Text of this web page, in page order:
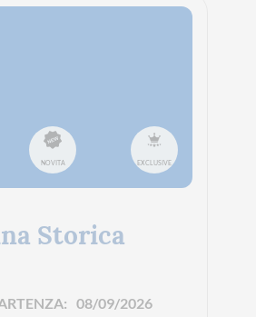
NOVITA EXCLUSIVE
Storica
08/09/2026